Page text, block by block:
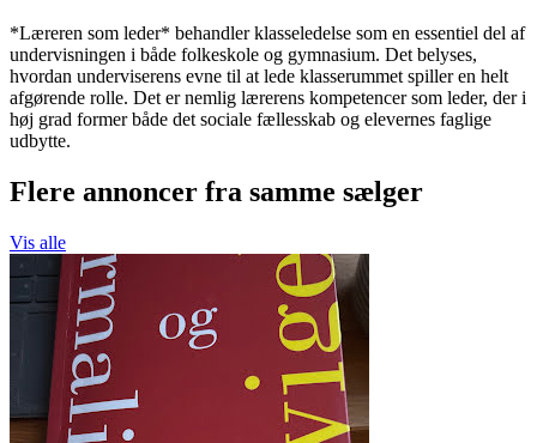
*Læreren som leder* behandler klasseledelse som en essentiel del af
undervisningen i både folkeskole og gymnasium. Det belyses,
hvordan underviserens evne til at lede klasserummet spiller en helt
afgørende rolle. Det er nemlig lærerens kompetencer som leder, der i
høj grad former både det sociale fællesskab og elevernes faglige
udbytte.
Flere annoncer fra samme sælger
Vis alle